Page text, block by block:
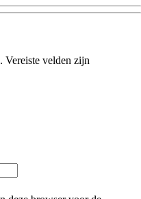
Vereiste velden zijn